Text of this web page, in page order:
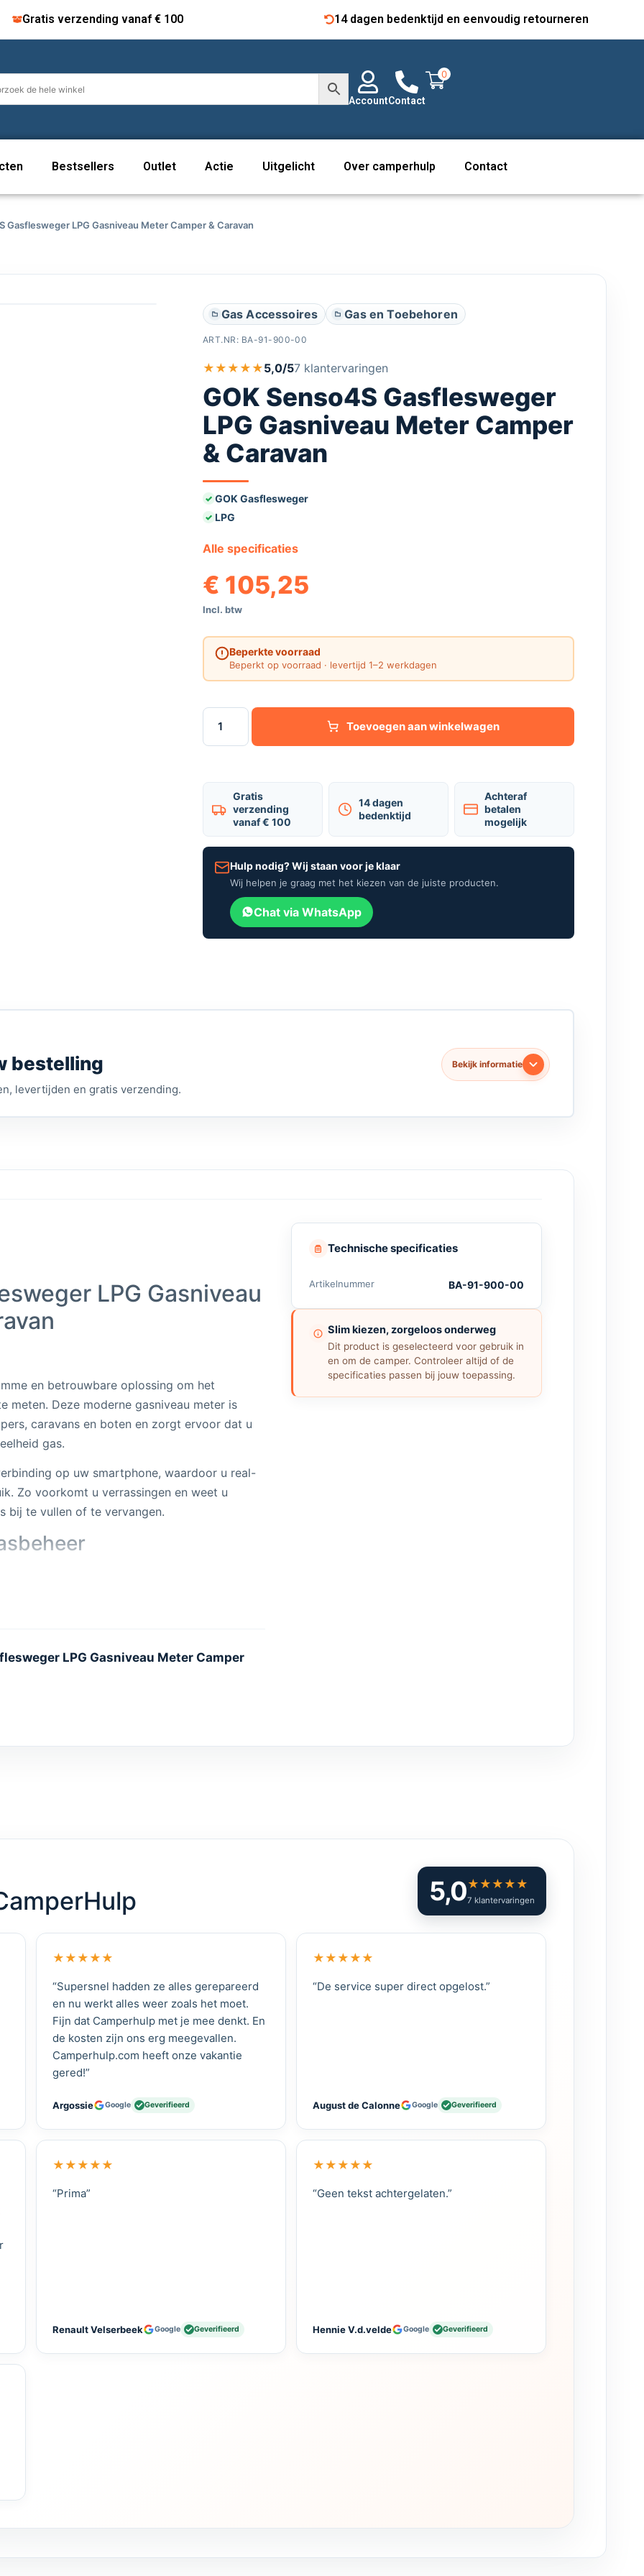
Gratis verzending vanaf € 100 14 dagen bedenktijd en eenvoudig retourneren
AccountContact
0
Bestsellers Outlet Actie Uitgelicht Over camperhulp Contact
Gasflesweger LPG Gasniveau Meter Camper & Caravan
Gas Accessoires Gas en Toebehoren
ART.NR: BA-91-900-00
★ ★ ★ ★ ★5,0/57 klantervaringen
GOK Senso4S Gasflesweger
LPG Gasniveau Meter Camper
& Caravan
GOK Gasflesweger
LPG
Alle specificaties
€ 105,25
Incl. btw
Beperkte voorraad
Beperkt op voorraad · levertijd 1–2 werkdagen
Toevoegen aan winkelwagen
Gratis
verzending
vanaf € 100
14 dagen
bedenktijd
Achteraf
betalen
mogelijk
Hulp nodig? Wij staan voor je klaar
Wij helpen je graag met het kiezen van de juiste producten.
Chat via WhatsApp
bestelling
levertijden en gratis verzending.
Bekijk informatie
LPG Gasniveau
en betrouwbare oplossing om het
meten. Deze moderne gasniveau meter is
caravans en boten en zorgt ervoor dat u
gas.
op uw smartphone, waardoor u real-
Zo voorkomt u verrassingen en weet u
bij te vullen of te vervangen.
nauwkeurige informatie over de inhoud.
LPG Gasniveau Meter Camper
Technische specificaties
Artikelnummer BA-91-900-00
Slim kiezen, zorgeloos onderweg
Dit product is geselecteerd voor gebruik in
en om de camper. Controleer altijd of de
specificaties passen bij jouw toepassing.
5,0★ ★ ★ ★ ★
7 klantervaringen
★ ★ ★ ★ ★
“Supersnel hadden ze alles gerepareerd
en nu werkt alles weer zoals het moet.
Fijn dat Camperhulp met je mee denkt. En
de kosten zijn ons erg meegevallen.
Camperhulp.com heeft onze vakantie
gered!”
Argossie Google Geverifieerd
★ ★ ★ ★ ★
“De service super direct opgelost.”
August de Calonne Google Geverifieerd
★ ★ ★ ★ ★
“Prima”
Renault Velserbeek Google Geverifieerd
★ ★ ★ ★ ★
“Geen tekst achtergelaten.”
Hennie V.d.velde Google Geverifieerd